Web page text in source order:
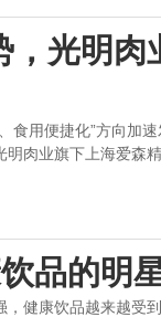
，光明
食用便捷化”方向加
肉业旗下上海爱森
品的明
健康饮品越来越受